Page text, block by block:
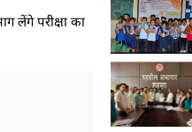
लेंगे परीक्षा का